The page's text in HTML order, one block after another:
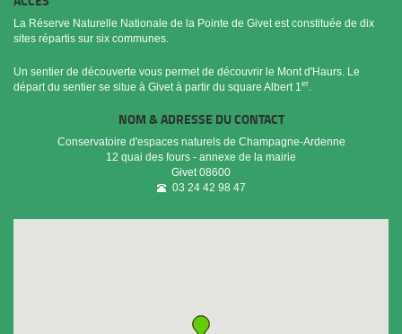
La Réserve Naturelle Nationale de la Pointe de Givet est constituée de dix
sites répartis sur six communes.
Un sentier de découverte vous permet de découvrir le Mont d'Haurs. Le
départ du sentier se situe à Givet à partir du square Albert 1 er
NOM & ADRESSE DU CONTACT
Conservatoire d'espaces naturels de Champagne-Ardenne
12 quai des fours - annexe de la mairie
Givet 08600
03 24 42 98 47